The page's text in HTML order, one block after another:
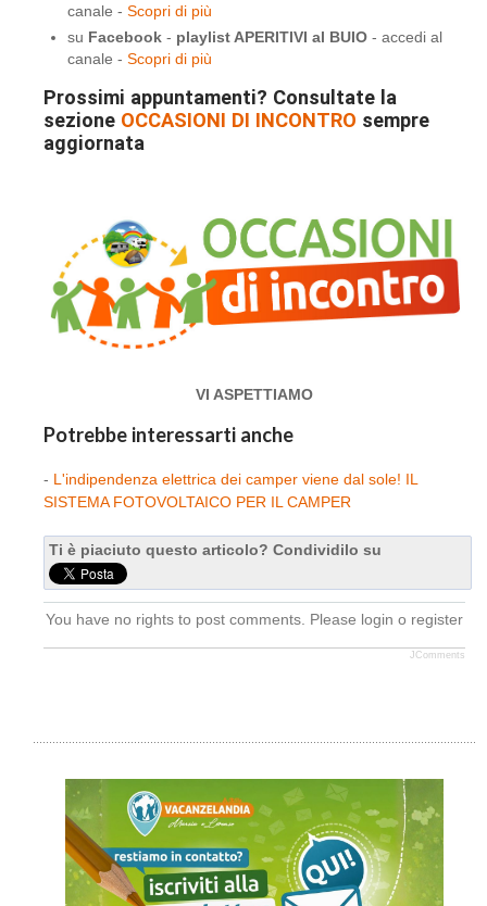
canale -Scopri di più
su Facebook - playlist APERITIVI al BUIO - accedi al
canale -Scopri di più
Prossimi appuntamenti? Consultate la
sezione OCCASIONI DI INCONTRO sempre
aggiornata
VI ASPETTIAMO
Potrebbe interessarti anche
- L'indipendenza elettrica dei camper viene dal sole! IL
SISTEMA FOTOVOLTAICO PER IL CAMPER
Ti è piaciuto questo articolo? Condividilo su
You have no rights to post comments. Please login o register
JComments